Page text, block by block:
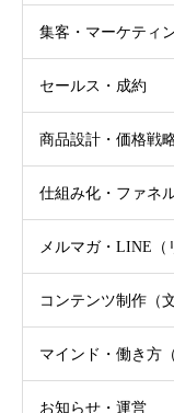
集客・マーケティ
セールス・成約
商品設計・価格戦
仕組み化・ファネ
メルマガ・LINE（
コンテンツ制作（
マインド・働き方
お知らせ・運営